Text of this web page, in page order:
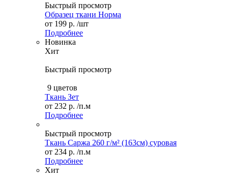
Быстрый просмотр
Образец ткани Норма
от 199 р. /шт
Подробнее
Новинка
Хит
Быстрый просмотр
9 цветов
Ткань Зет
от 232 р. /п.м
Подробнее
Быстрый просмотр
Ткань Саржа 260 г/м² (163см) суровая
от 234 р. /п.м
Подробнее
Хит